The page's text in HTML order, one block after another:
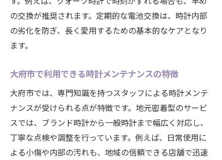
の交換が推奨されます。定期的な電池交換は、時計内部
の劣化を防ぎ、長く愛用するための基本的なケアとなり
ます。
大府市で利用できる時計メンテナンスの特徴
大府市では、専門知識を持つスタッフによる時計メンテ
ナンスが受けられる点が特徴です。地元密着型のサービ
スでは、ブランド時計から一般時計まで幅広く対応し、
丁寧な点検や調整を行っています。例えば、日常使用に
よる小傷や内部の汚れも、地域の信頼できる店舗で迅速